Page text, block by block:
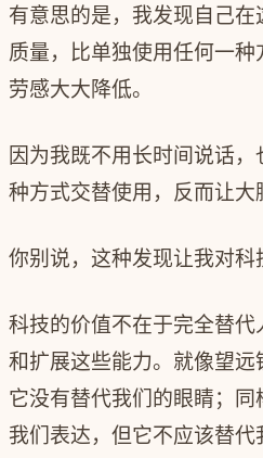
有意思的是，我发现自己
质量，比单独使用任何一
劳感大大降低。
因为我既不用长时间说话
种方式交替使用，反而让大
你别说，这种发现让我对科
科技的价值不在于完全替
和扩展这些能力。就像望
它没有替代我们的眼睛；
我们表达，但它不应该替